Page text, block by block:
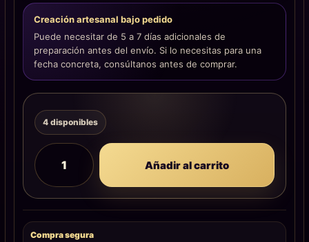
Creación artesanal bajo pedido
Puede necesitar de 5 a 7 días adicionales de
preparación antes del envío. Si lo necesitas para una
fecha concreta, consúltanos antes de comprar.
4 disponibles
Añadir al carrito
Compra segura